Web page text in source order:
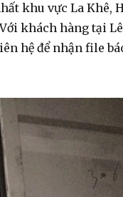
khu vực La Khê,
khách hàng tại Lê
hệ để nhận file